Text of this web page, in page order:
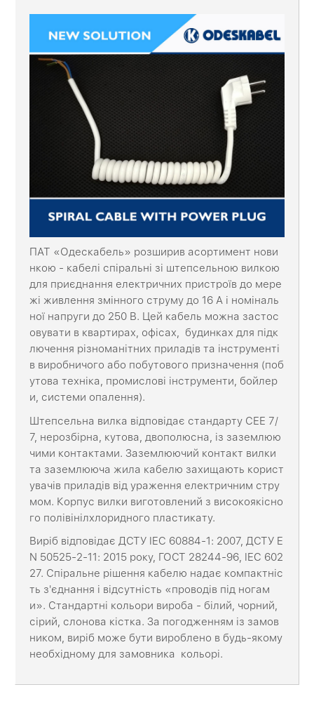
ПАТ «Одескабель» розширив асортимент нови
нкою - кабелі спіральні зі штепсельною вилкою
для приєднання електричних пристроїв до мере
жі живлення змінного струму до 16 А і номіналь
ної напруги до 250 В. Цей кабель можна застос
овувати в квартирах, офісах, будинках для підк
лючення різноманітних приладів та інструменті
в виробничого або побутового призначення (поб
утова техніка, промислові інструменти, бойлер
и, системи опалення).
Штепсельна вилка відповідає стандарту СЕЕ 7/
7, нерозбірна, кутова, двополюсна, із заземлюю
чими контактами. Заземлюючий контакт вилки
та заземлююча жила кабелю захищають корист
увачів приладів від ураження електричним стру
мом. Корпус вилки виготовлений з високоякісно
го полівінілхлоридного пластикату.
Виріб відповідає ДСТУ IEC 60884-1: 2007, ДСТУ E
N 50525-2-11: 2015 року, ГОСТ 28244-96, IEC 602
27. Спіральне рішення кабелю надає компактніс
ть з'єднання і відсутність «проводів під ногам
и». Стандартні кольори вироба - білий, чорний,
сірий, слонова кістка. За погодженням із замов
ником, виріб може бути вироблено в будь-якому
необхідному для замовника кольорі.